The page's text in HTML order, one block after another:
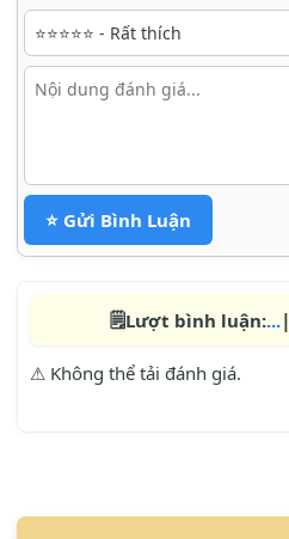
⭐ Gửi Bình Luận
🗒️Lượt bình luận:...|
⚠ Không thể tải đánh giá.